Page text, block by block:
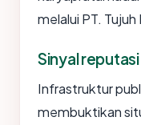
melalui PT.
Sinyal reputasi
Infrastruktur
membuktikan